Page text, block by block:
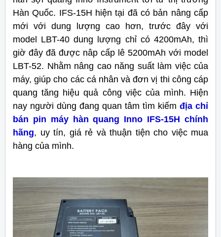
Hàn Quốc. IFS-15H hiện tại đã có bản nâng cấp
mới với dung lượng cao hơn, trước đây với
model LBT-40 dung lượng chỉ có 4200mAh, thì
giờ đây đã được nâp cấp lê 5200mAh với model
LBT-52. Nhằm nâng cao năng suất làm việc của
máy, giúp cho các cá nhân và đơn vị thi công cáp
quang tăng hiệu quả công việc của mình. Hiện
nay người dùng đang quan tâm tìm kiếm địa chỉ
bán pin máy hàn quang Inno IFS-15H chính
hãng, uy tín, giá rẻ và thuận tiện cho việc mua
hàng của mình.